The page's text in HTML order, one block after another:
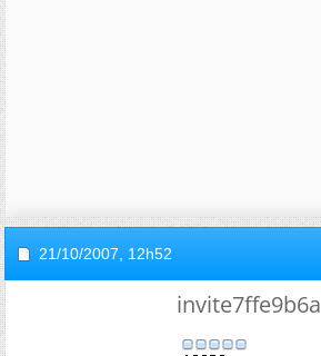
21/10/2007, 12h52
invite7ffe9b6a